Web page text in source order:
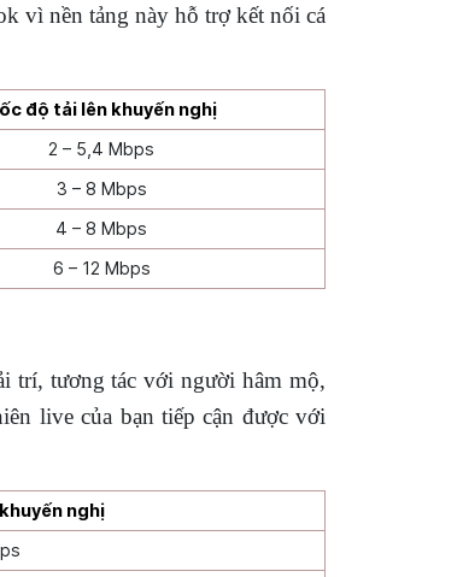
vì nền tảng này hỗ trợ kết nối cá
độ tải lên khuyến nghị
2 – 5,4 Mbps
3 – 8 Mbps
4 – 8 Mbps
6 – 12 Mbps
trí, tương tác với người hâm mộ,
live của bạn tiếp cận được với
nghị